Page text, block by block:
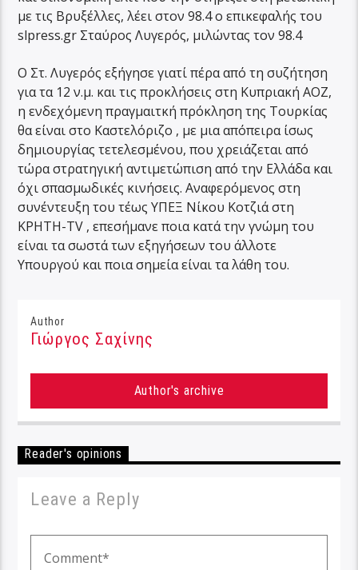
με τις Βρυξέλλες, λέει στον 98.4 ο επικεφαλής του
slpress.gr Σταύρος Λυγερός, μιλώντας τον 98.4
Ο Στ. Λυγερός εξήγησε γιατί πέρα από τη συζήτηση
για τα 12 ν.μ. και τις προκλήσεις στη Κυπριακή ΑΟΖ,
η ενδεχόμενη πραγμαιτκή πρόκληση της Τουρκίας
θα είναι στο Καστελόριζο , με μια απόπειρα ίσως
δημιουργίας τετελεσμένου, που χρειάζεται από
τώρα στρατηγική αντιμετώπιση από την Ελλάδα και
όχι σπασμωδικές κινήσεις. Αναφερόμενος στη
συνέντευξη του τέως ΥΠΕΞ Νίκου Κοτζιά στη
KΡHTH-TV , επεσήμανε ποια κατά την γνώμη του
είναι τα σωστά των εξηγήσεων του άλλοτε
Υπουργού και ποια σημεία είναι τα λάθη του.
Author
Γιώργος Σαχίνης
Author's archive
Reader's opinions
Leave a Reply